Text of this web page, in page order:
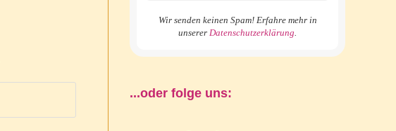
Wir senden keinen Spam! Erfahre mehr in
unserer Datenschutzerklärung.
...oder folge uns: